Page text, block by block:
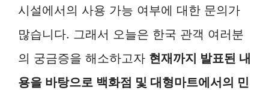
시설에서의 사용 가능 여부에 대한 문의가
많습니다. 그래서 오늘은 한국 관객 여러분
의 궁금증을 해소하고자 현재까지 발표된 내
용을 바탕으로 백화점 및 대형마트에서의 민